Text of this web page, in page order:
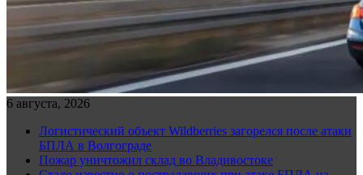
6 августа, 2026
Логистический объект Wildberries загорелся после атаки
БПЛА в Волгограде
Пожар уничтожил склад во Владивостоке